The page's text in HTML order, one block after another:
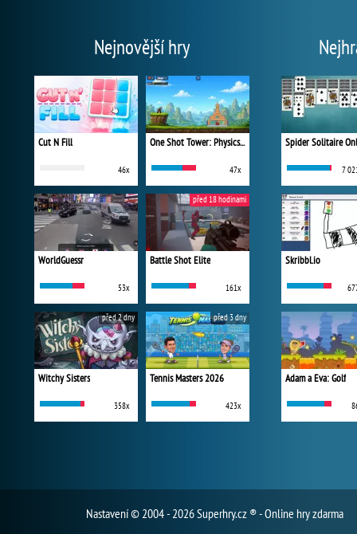
Nejnovější hry
Cut N Fill
46x
One Shot Tower: Physics Destroyer
47x
WorldGuessr
53x
Battle Shot Elite
161x
před 18 hodinami
Witchy Sisters
358x
před 2 dny
Tennis Masters 2026
423x
před 3 dny
Spider Solitaire
7
Skribbl.io
Adam a Eva: Golf
Nastavení© 2004 - 2026 Superhry.cz ® - Online hry zdarma